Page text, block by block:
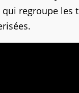
qui regroupe les